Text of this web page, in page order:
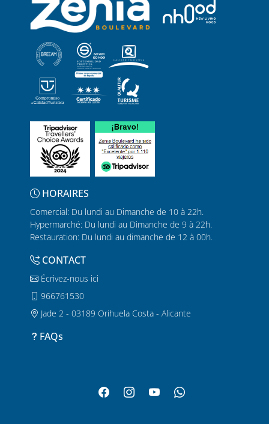
HORAIRES
Comercial: Du lundi au Dimanche de 10 à 22h.
Hypermarché: Du lundi au Dimanche de 9 à 22h.
Restauration: Du lundi au dimanche de 12 à 00h.
CONTACT
Écrivez-nous ici
966761530
Jade 2 - 03189 Orihuela Costa - Alicante
FAQs